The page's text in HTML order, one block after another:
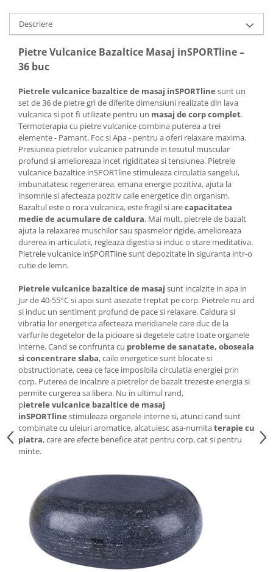
Lampi de veghe
Mobilier Birou
Saltele de infasat
La plimbare
Biciclete
Biciclete copii cu roti 10 inch (2-4
ani)
Biciclete copii cu roti 12 inch (3-6
ani)
Biciclete copii cu roti 14 inch (3-7
ani)
Biciclete copii cu roti 16 inch (4-9
ani)
Biciclete copii cu roti 20 inch
Biciclete cu roti 24 inch
Biciclete cu roti 26 inch
Biciclete cu roti 27 inch
Triciclete copii si adulti
Trotinete copii si adulti
Biciclete fara pedale
Masinute fara pedale
Karturi si masinute cu pedale
Role copii si adulti
Masinute si motociclete electrice
Marsupii
Premergatoare
Scaune de biciclete copii
Baita, Igiena, Siguranta
Lenjerie mamici
Descriere
Pietre Vulcanice Bazaltice Masaj inSPORTline –
36 buc
Pietrele vulcanice bazaltice de masaj inSPORTline sunt un
set de 36 de pietre gri de diferite dimensiuni realizate din lava
vulcanica si pot fi utilizate pentru un masaj de corp complet.
Termoterapia cu pietre vulcanice combina puterea a trei
elemente - Pamant, Foc si Apa - pentru a oferi relaxare maxima.
Presiunea pietrelor vulcanice patrunde in tesutul muscular
profund si amelioreaza incet rigiditatea si tensiunea. Pietrele
vulcanice bazaltice inSPORTline stimuleaza circulatia sangelui,
imbunatatesc regenerarea, emana energie pozitiva, ajuta la
insomnie si afecteaza pozitiv caile energetice din organism.
Bazaltul este o roca vulcanica, este fragil si arecapacitatea
medie de acumulare de caldura. Mai mult, pietrele de bazalt
ajuta la relaxarea muschilor sau spasmelor rigide, amelioreaza
durerea in articulatii, regleaza digestia si induc o stare meditativa.
Pietrele vulcanice inSPORTline sunt depozitate in siguranta intr-o
cutie de lemn.
Pietrele vulcanice bazaltice de masaj sunt incalzite in apa in
jur de 40-55°C si apoi sunt asezate treptat pe corp. Pietrele nu ard
si induc un sentiment profund de pace si relaxare. Caldura si
vibratia lor energetica afecteaza meridianele care duc de la
varfurile degetelor de la picioare si degetele catre toate organele
interne. Cand se confrunta cu probleme de sanatate, oboseala
si concentrare slaba, caile energetice sunt blocate si
obstructionate, ceea ce face imposibila circulatia energiei prin
corp. Puterea de incalzire a pietrelor de bazalt trezeste energia si
permite curgerea sa libera. Nu in ultimul rand,
pietrele vulcanice bazaltice de masaj
inSPORTline stimuleaza organele interne si, atunci cand sunt
combinate cu uleiuri aromatice, alcatuiesc asa-numitaterapie cu
piatra, care are efecte benefice atat pentru corp, cat si pentru
minte.